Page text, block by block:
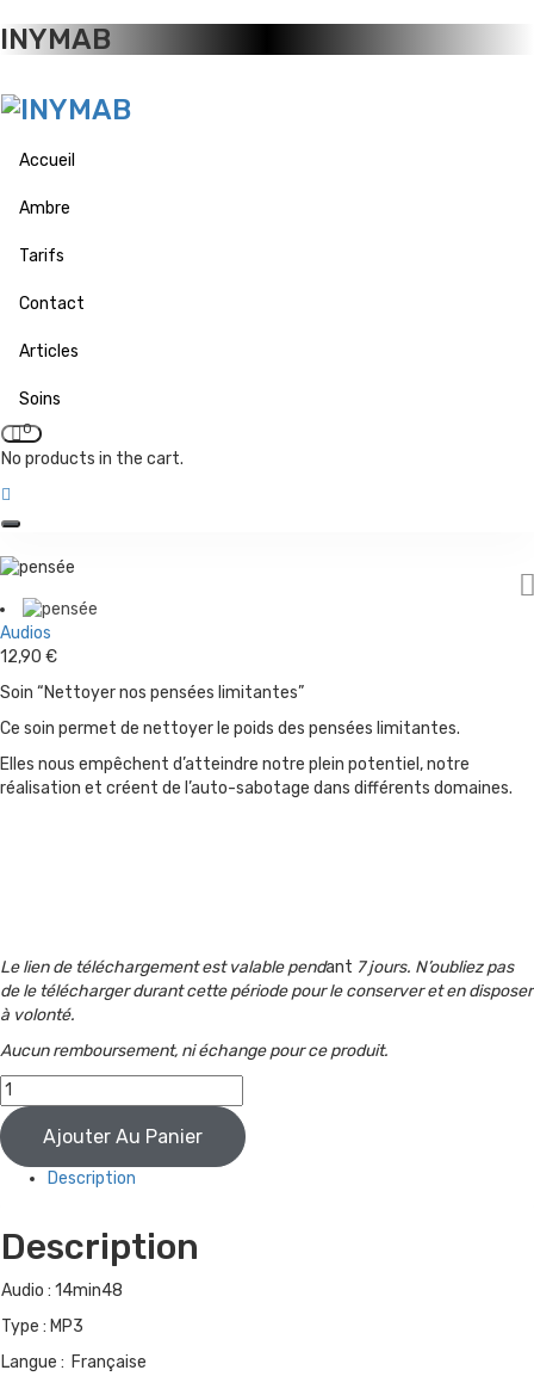
INYMAB
Accueil
Ambre
Tarifs
Contact
Articles
Soins
0
No products in the cart.
Audios
12,90 €
Soin “Nettoyer nos pensées limitantes”
Ce soin permet de nettoyer le poids des pensées limitantes.
Elles nous empêchent d’atteindre notre plein potentiel, notre
réalisation et créent de l’auto-sabotage dans différents domaines.
Le lien de téléchargement est valable pendant 7 jours. N’oubliez pas
de le télécharger durant cette période pour le conserver et en disposer
à volonté.
Aucun remboursement, ni échange pour ce produit.
Ajouter Au Panier
Description
Description
Audio : 14min48
Type : MP3
Langue : Française